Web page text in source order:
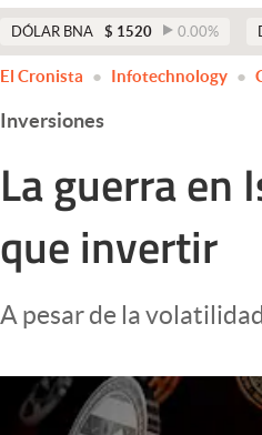
Apertura
Clima
Mundial 2026
Eventos Corporativos
El Cronista Studio
abre en nueva pestaña
DÓLAR BNA $ 1520 0.00%
El Cronista Infotechnology
Inversiones
La guerra en
que invertir
A pesar de la